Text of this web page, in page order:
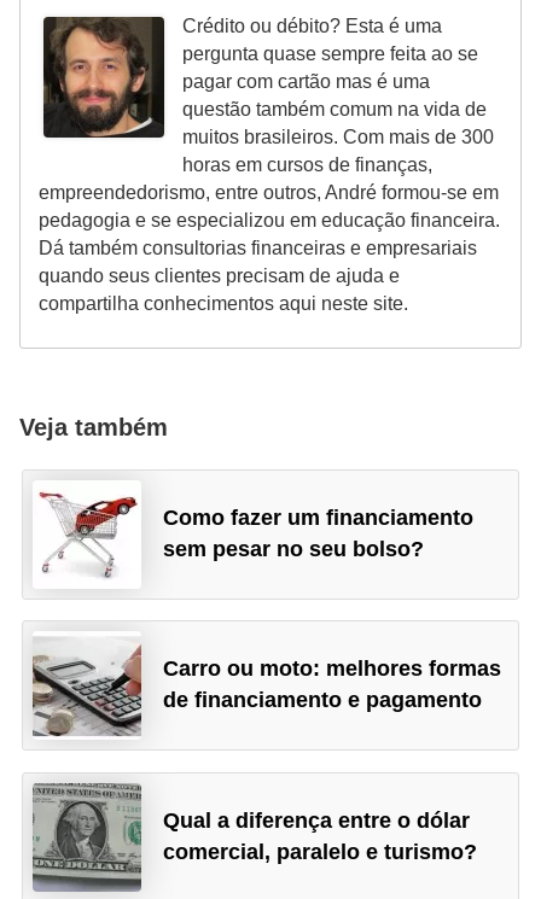
Crédito ou débito? Esta é uma
pergunta quase sempre feita ao se
pagar com cartão mas é uma
questão também comum na vida de
muitos brasileiros. Com mais de 300
horas em cursos de finanças,
empreendedorismo, entre outros, André formou-se em
pedagogia e se especializou em educação financeira.
Dá também consultorias financeiras e empresariais
quando seus clientes precisam de ajuda e
compartilha conhecimentos aqui neste site.
Veja também
Como fazer um financiamento
sem pesar no seu bolso?
Carro ou moto: melhores formas
de financiamento e pagamento
Qual a diferença entre o dólar
comercial, paralelo e turismo?
r
m
a
s
e
p
a
e
n
t
o
I
m
p
o
s
t
o
d
e